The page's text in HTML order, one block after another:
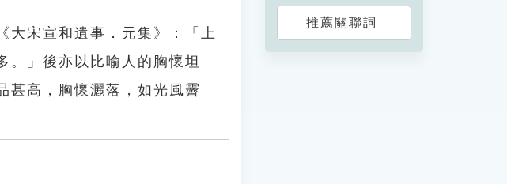
大宋宣和遺事．元集》：「上
。」後亦以比喻人的胸懷坦
甚高，胸懷灑落，如光風霽
推薦關聯詞